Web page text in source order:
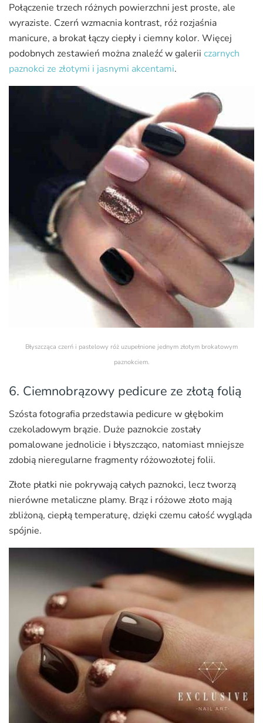
Połączenie trzech różnych powierzchni jest proste, ale
wyraziste. Czerń wzmacnia kontrast, róż rozjaśnia
manicure, a brokat łączy ciepły i ciemny kolor. Więcej
podobnych zestawień można znaleźć w galerii czarnych
paznokci ze złotymi i jasnymi akcentami.
Błyszcząca czerń i pastelowy róż uzupełnione jednym złotym brokatowym
paznokciem.
6. Ciemnobrązowy pedicure ze złotą folią
Szósta fotografia przedstawia pedicure w głębokim
czekoladowym brązie. Duże paznokcie zostały
pomalowane jednolicie i błyszcząco, natomiast mniejsze
zdobią nieregularne fragmenty różowozłotej folii.
Złote płatki nie pokrywają całych paznokci, lecz tworzą
nierówne metaliczne plamy. Brąz i różowe złoto mają
zbliżoną, ciepłą temperaturę, dzięki czemu całość wygląda
spójnie.